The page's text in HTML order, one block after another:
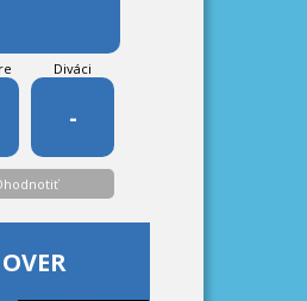
Diváci
-